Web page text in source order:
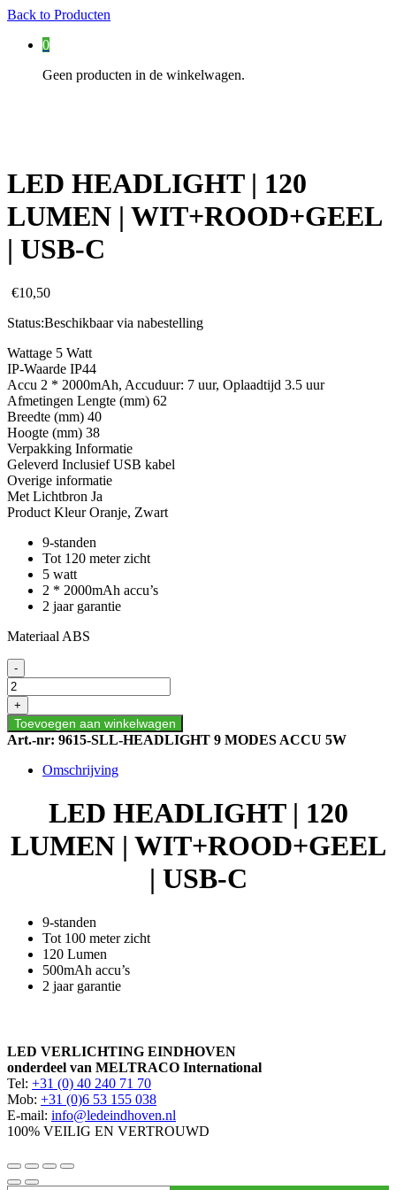
Back to Producten
0
Geen producten in de winkelwagen.
LED HEADLIGHT | 120
LUMEN | WIT+ROOD+GEEL
| USB-C
€10,50
Status:Beschikbaar via nabestelling
Wattage 5 Watt
IP-Waarde IP44
Accu 2 * 2000mAh, Accuduur: 7 uur, Oplaadtijd 3.5 uur
Afmetingen Lengte (mm) 62
Breedte (mm) 40
Hoogte (mm) 38
Verpakking Informatie
Geleverd Inclusief USB kabel
Overige informatie
Met Lichtbron Ja
Product Kleur Oranje, Zwart
9-standen
Tot 120 meter zicht
5 watt
2 * 2000mAh accu’s
2 jaar garantie
Materiaal ABS
LED
HEADLIGHT
|
120
LUMEN
|
-
+
Toevoegen aan winkelwagen
Art.-nr: 9615-SLL-HEADLIGHT 9 MODES ACCU 5W
Omschrijving
LED HEADLIGHT | 120
LUMEN | WIT+ROOD+GEEL
| USB-C
9-standen
Tot 100 meter zicht
120 Lumen
500mAh accu’s
2 jaar garantie
LED VERLICHTING EINDHOVEN
onderdeel van MELTRACO International
Tel: +31 (0) 40 240 71 70
Mob: +31 (0)6 53 155 038
E-mail: info@ledeindhoven.nl
100% VEILIG EN VERTROUWD